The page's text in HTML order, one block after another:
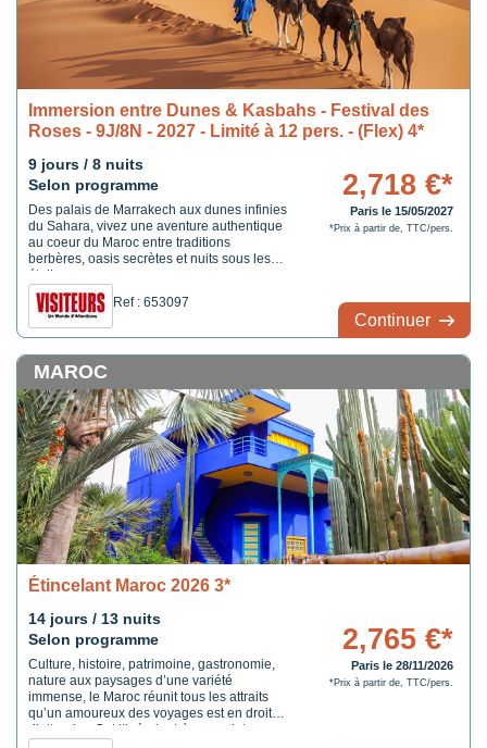
Immersion entre Dunes & Kasbahs - Festival des
Roses - 9J/8N - 2027 - Limité à 12 pers. - (Flex) 4*
9 jours / 8 nuits
Selon programme
Des palais de Marrakech aux dunes infinies
du Sahara, vivez une aventure authentique
au coeur du Maroc entre traditions
berbères, oasis secrètes et nuits sous les
étoiles.
Ref : 653097
2,718 €*
Paris le 15/05/2027
*Prix à partir de, TTC/pers.
Continuer
MAROC
Étincelant Maroc 2026 3*
14 jours / 13 nuits
Selon programme
Culture, histoire, patrimoine, gastronomie,
nature aux paysages d’une variété
immense, le Maroc réunit tous les attraits
qu’un amoureux des voyages est en droit
d’attendre. Cet itinéraire très complet vous
2,765 €*
Paris le 28/11/2026
*Prix à partir de, TTC/pers.